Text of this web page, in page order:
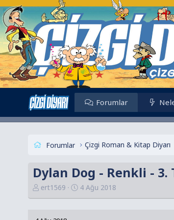
Forumlar
Forumlar Çizgi Roman & Kitap Diyarı
Dylan Dog - Renkli - 3.
K
o
ert1569
B
a
4 Ağu 2018